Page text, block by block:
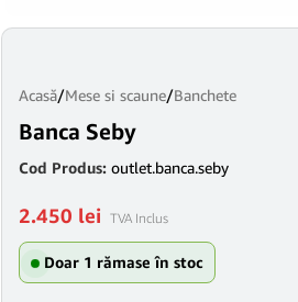
Acasă/Mese si scaune/Banchete
Banca Seby
Cod Produs: outlet.banca.seby
2.450 lei TVA Inclus
Doar 1 rămase în stoc